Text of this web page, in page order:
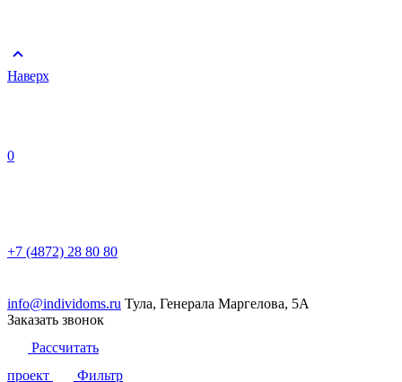
Наверх
0
+7 (4872) 28 80 80
info@individoms.ru Тула, Генерала Маргелова, 5А
Заказать звонок
Рассчитать
проект
Фильтр